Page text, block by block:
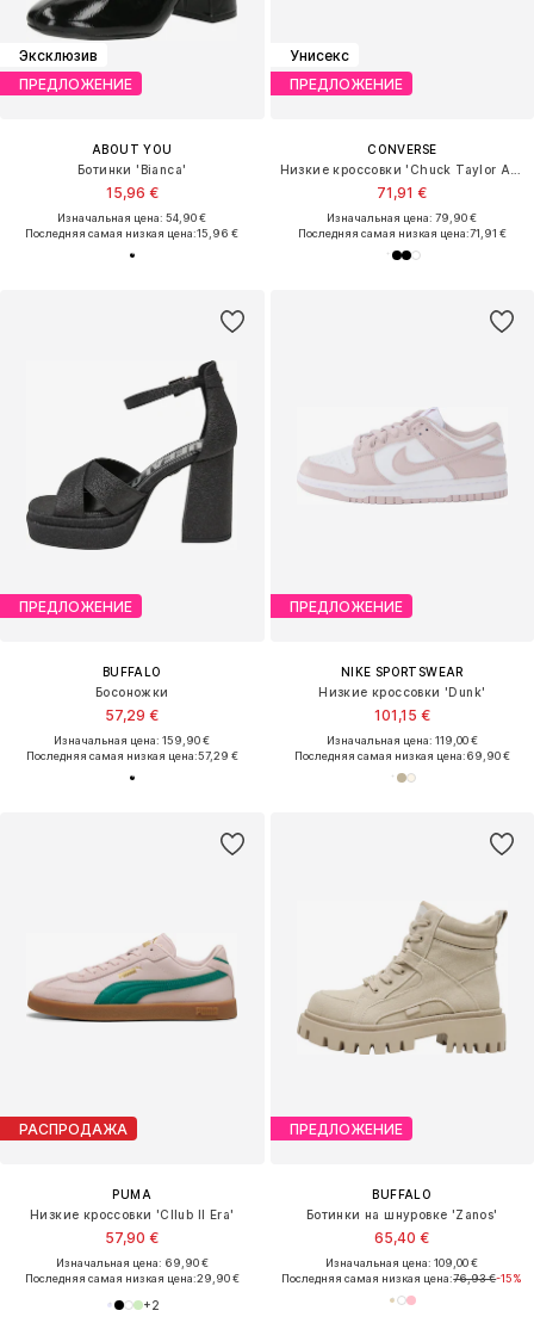
Эксклюзив
ПРЕДЛОЖЕНИЕ
ABOUT YOU
Ботинки 'Bianca'
15,96 €
Изначальная цена: 54,90 €
Последняя самая низкая цена:15,96 €
Унисекс
ПРЕДЛОЖЕНИЕ
CONVERSE
71,91 €
Изначальная цена: 79,90 €
Последняя самая низкая цена:71,91 €
ПРЕДЛОЖЕНИЕ
BUFFALO
Босоножки
57,29 €
Изначальная цена: 159,90 €
Последняя самая низкая цена:57,29 €
ПРЕДЛОЖЕНИЕ
NIKE SPORTSWEAR
Низкие кроссовки 'Dunk'
101,15 €
Изначальная цена: 119,00 €
Последняя самая низкая цена:69,90 €
РАСПРОДАЖА
PUMA
Низкие кроссовки 'Cllub II Era'
57,90 €
Изначальная цена: 69,90 €
Последняя самая низкая цена:29,90 €
+2
ПРЕДЛОЖЕНИЕ
BUFFALO
Ботинки на шнуровке 'Zanos'
65,40 €
Изначальная цена: 109,00 €
Последняя самая низкая цена:76,93 €-15%